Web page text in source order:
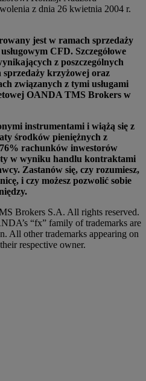
z dnia 26 kwietnia 2004 r.
jest w ramach sprzedaży
CFD. Szczegółowe
z poszczególnych
sprzedaży krzyżowej oraz
związanych z tymi usługami
OANDA TMS Brokers w
instrumentami i wiążą się z
środków pieniężnych z
rachunków inwestorów
w wyniku handlu kontraktami
Zastanów się, czy rozumiesz,
i czy możesz pozwolić sobie
Brokers S.A. All rights reserved.
“fx” family of trademarks are
All other trademarks appearing on
respective owner.